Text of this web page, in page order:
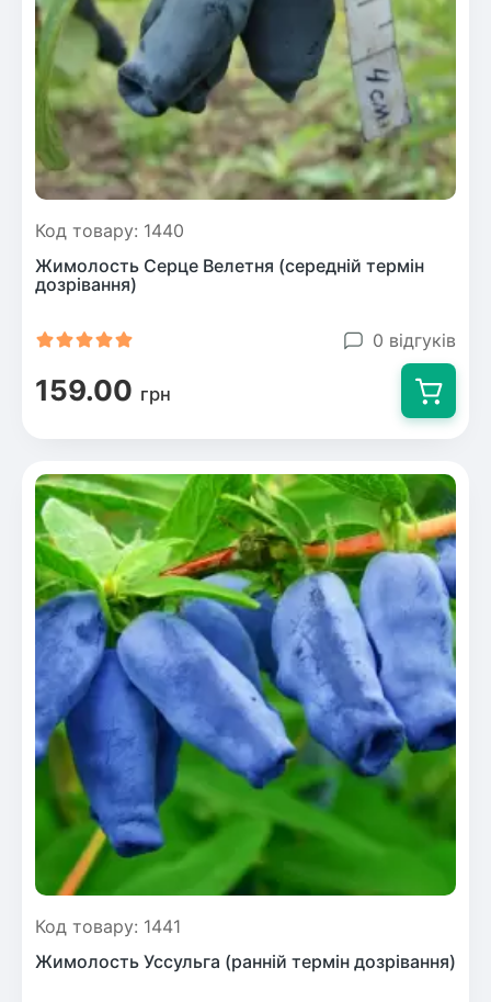
Рослини що в'ються
Гліцинія (Вістерія)
Жимолость декоративна
Плющ
Клематіс
Код товару: 1440
Жимолость Серце Велетня (середній термін
дозрівання)
0 відгуків
159.00 грн
Код товару: 1441
Жимолость Уссульга (ранній термін дозрівання)